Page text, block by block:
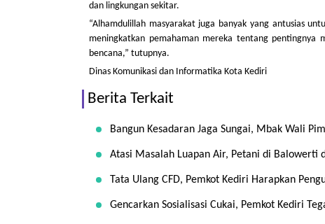
dan lingkungan sekitar.
“Alhamdulillah masyarakat juga banyak yang antusias
meningkatkan pemahaman mereka tentang pentingnya
bencana,” tutupnya.
Dinas Komunikasi dan Informatika Kota Kediri
Berita Terkait
Bangun Kesadaran Jaga Sungai, Mbak Wali
Atasi Masalah Luapan Air, Petani di Balowerti
Tata Ulang CFD, Pemkot Kediri Harapkan
Gencarkan Sosialisasi Cukai, Pemkot Kediri